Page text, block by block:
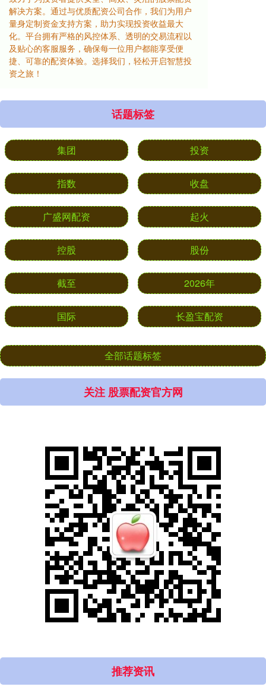
解决方案。通过与优质配资公司合作，我们为用户
量身定制资金支持方案，助力实现投资收益最大
化。平台拥有严格的风控体系、透明的交易流程以
及贴心的客服服务，确保每一位用户都能享受便
捷、可靠的配资体验。选择我们，轻松开启智慧投
资之旅！
话题标签
集团 投资
指数 收盘
广盛网配资 起火
控股 股份
截至 2026年
国际 长盈宝配资
全部话题标签
关注 股票配资官方网
推荐资讯